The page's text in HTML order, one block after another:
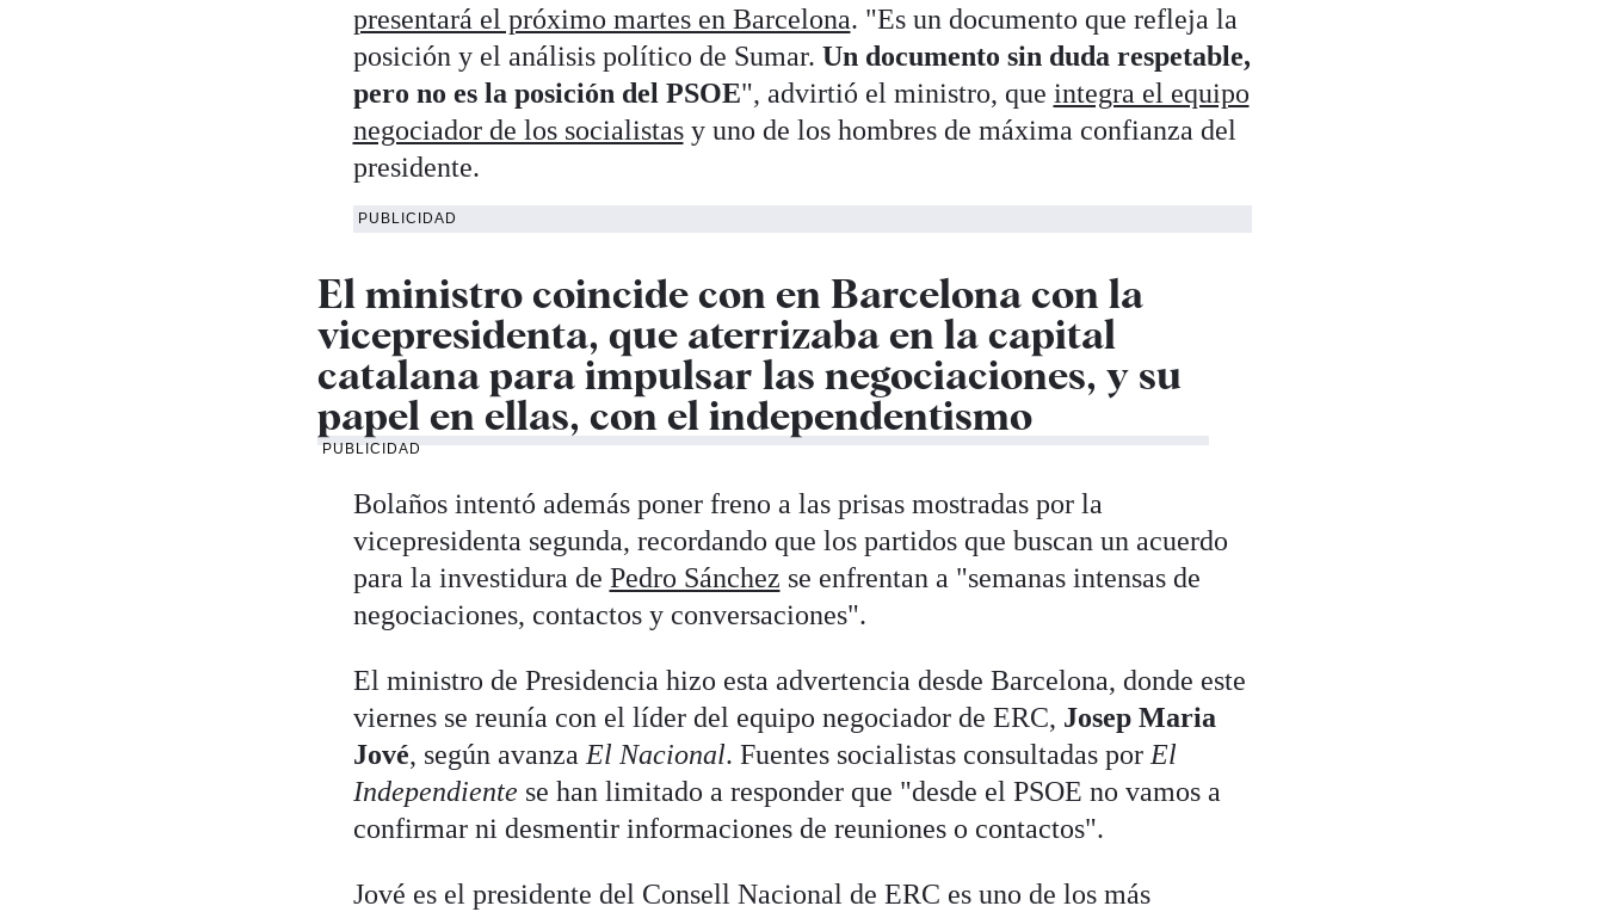
presentará el próximo martes en Barcelona. "Es un documento que refleja la
posición y el análisis político de Sumar. Un documento sin duda respetable,
pero no es la posición del PSOE", advirtió el ministro, que integra el equipo
negociador de los socialistasy uno de los hombres de máxima confianza del
presidente.
PUBLICIDAD
El ministro coincide con en Barcelona con la
vicepresidenta, que aterrizaba en la capital
catalana para impulsar las negociaciones, y su
papel en ellas, con el independentismo
PUBLICIDAD
Bolaños intentó además poner freno a las prisas mostradas por la
vicepresidenta segunda, recordando que los partidos que buscan un acuerdo
para la investidura de Pedro Sánchez se enfrentan a "semanas intensas de
negociaciones, contactos y conversaciones".
El ministro de Presidencia hizo esta advertencia desde Barcelona, donde este
viernes se reunía con el líder del equipo negociador de ERC, Josep Maria
Jové, según avanzaEl Nacional. Fuentes socialistas consultadas porEl
Independiente se han limitado a responder que "desde el PSOE no vamos a
confirmar ni desmentir informaciones de reuniones o contactos".
Jové es el presidente del Consell Nacional de ERC es uno de los más